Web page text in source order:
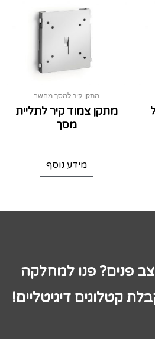
מתקן קיר למסך מחשב
מתקן צמוד קיר לתליית
מסך
מידע נוסף
פנים? פנו למחלקה
קטלוגים דיגיטליים!